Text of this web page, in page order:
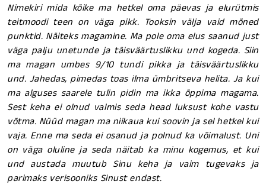
Nimekiri mida kõike ma hetkel oma päevas ja elurütmis
teitmoodi teen on väga pikk. Tooksin välja vaid mõned
punktid. Näiteks magamine. Ma pole oma elus saanud just
väga palju unetunde ja täisväärtuslikku und kogeda. Siin
ma magan umbes 9/10 tundi pikka ja täisväärtuslikku
und. Jahedas, pimedas toas ilma ümbritseva helita. Ja kui
ma alguses saarele tulin pidin ma ikka õppima magama.
Sest keha ei olnud valmis seda head luksust kohe vastu
võtma. Nüüd magan ma niikaua kui soovin ja sel hetkel kui
vaja. Enne ma seda ei osanud ja polnud ka võimalust. Uni
on väga oluline ja seda näitab ka minu kogemus, et kui
und austada muutub Sinu keha ja vaim tugevaks ja
parimaks verisooniks Sinust endast.